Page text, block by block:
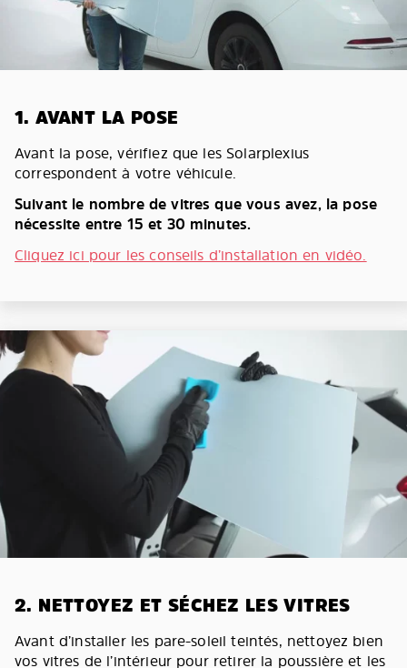
1. AVANT LA POSE
Avant la pose, vérifiez que les Solarplexius
correspondent à votre véhicule.
Suivant le nombre de vitres que vous avez, la pose
nécessite entre 15 et 30 minutes.
Cliquez ici pour les conseils d’installation en vidéo.
2. NETTOYEZ ET SÉCHEZ LES VITRES
Avant d’installer les pare-soleil teintés, nettoyez bien
vos vitres de l’intérieur pour retirer la poussière et les